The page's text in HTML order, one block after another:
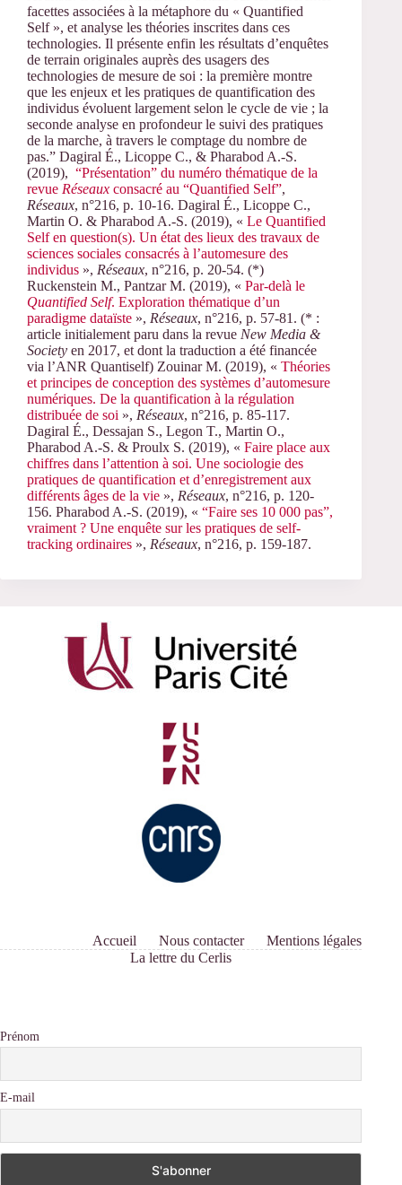
facettes associées à la métaphore du « Quantified
Self », et analyse les théories inscrites dans ces
technologies. Il présente enfin les résultats d’enquêtes
de terrain originales auprès des usagers des
technologies de mesure de soi : la première montre
que les enjeux et les pratiques de quantification des
individus évoluent largement selon le cycle de vie ; la
seconde analyse en profondeur le suivi des pratiques
de la marche, à travers le comptage du nombre de
pas.” Dagiral É., Licoppe C., & Pharabod A.-S.
(2019), “Présentation” du numéro thématique de la
revue Réseaux consacré au “Quantified Self”,
Réseaux, n°216, p. 10-16. Dagiral É., Licoppe C.,
Martin O. & Pharabod A.-S. (2019), « Le Quantified
Self en question(s). Un état des lieux des travaux de
sciences sociales consacrés à l’automesure des
individus », Réseaux, n°216, p. 20-54. (*)
Ruckenstein M., Pantzar M. (2019), « Par-delà le
Quantified Self. Exploration thématique d’un
paradigme dataïste », Réseaux, n°216, p. 57-81. (* :
article initialement paru dans la revue New Media &
Society en 2017, et dont la traduction a été financée
via l’ANR Quantiself) Zouinar M. (2019), « Théories
et principes de conception des systèmes d’automesure
numériques. De la quantification à la régulation
distribuée de soi », Réseaux, n°216, p. 85-117.
Dagiral É., Dessajan S., Legon T., Martin O.,
Pharabod A.-S. & Proulx S. (2019), « Faire place aux
chiffres dans l’attention à soi. Une sociologie des
pratiques de quantification et d’enregistrement aux
différents âges de la vie », Réseaux, n°216, p. 120-
156. Pharabod A.-S. (2019), « “Faire ses 10 000 pas”,
vraiment ? Une enquête sur les pratiques de self-
tracking ordinaires », Réseaux, n°216, p. 159-187.
Accueil Nous contacter
Mentions légales
La lettre du Cerlis
Prénom
E-mail